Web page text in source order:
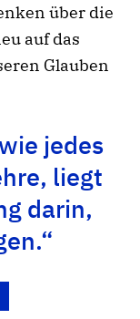
über die
auf das
Glauben
jedes
liegt
darin,